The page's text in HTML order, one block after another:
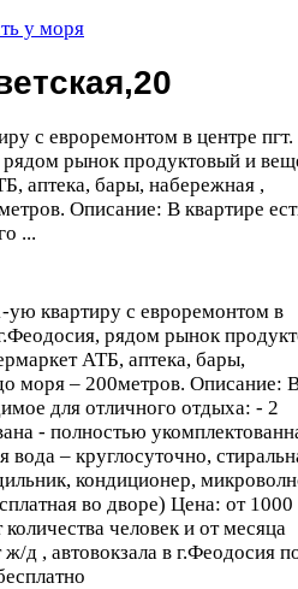
у моря
с евроремонтом в центре пгт.
рынок продуктовый и
аптека, бары, набережная ,
Описание: В квартире
...
квартиру с евроремонтом в
рядом рынок
АТБ, аптека, бары,
моря – 200метров. Описание:
для отличного отдыха: - 2
- полностью
вода – круглосуточно,
кондиционер,
во дворе) Цена: от 1000
человек и от месяца
д , автовокзала в г.Феодосия